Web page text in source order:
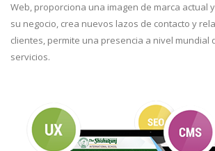
Web, proporciona una imagen de marca actual
su negocio, crea nuevos lazos de contacto y
clientes, permite una presencia a nivel mundial
servicios.